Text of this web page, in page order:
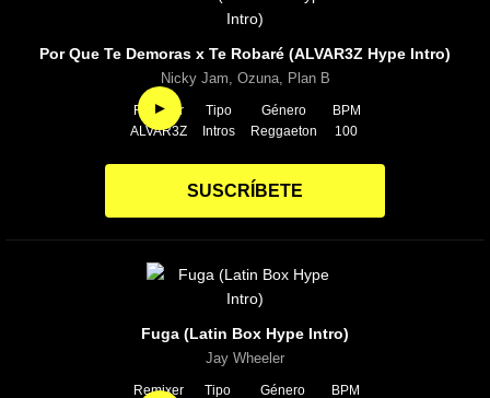
►
Por Que Te Demoras x Te Robaré (ALVAR3Z Hype Intro)
Nicky Jam, Ozuna, Plan B
Remixer
ALVAR3Z
Tipo
Intros
Género
Reggaeton
BPM
100
SUSCRÍBETE
Fuga (Latin Box Hype Intro)
Jay Wheeler
Remixer
Tipo
Género
BPM